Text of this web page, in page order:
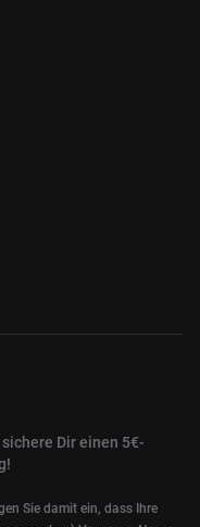
Dir einen 5€-
Sie damit ein, dass Ihre